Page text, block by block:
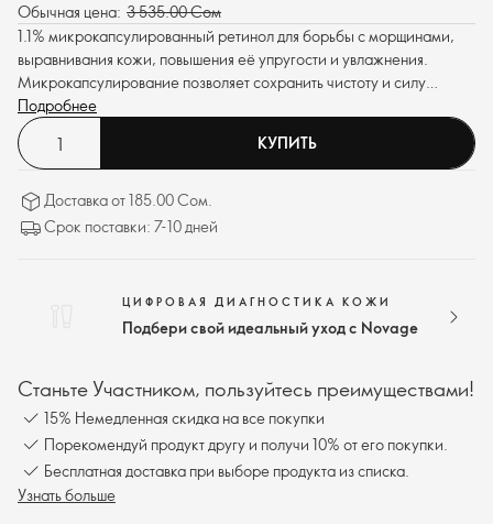
Обычная цена: 3 535.00 Сом
1.1% микрокапсулированный ретинол для борьбы с морщинами,
выравнивания кожи, повышения её упругости и увлажнения.
Микрокапсулирование позволяет сохранить чистоту и силу
ретинола для достижения оптимального результата, а также в этой
форме он лучше переносится кожей по сравнению с другими
форматами ретинола.
Подробнее
КУПИТЬ
Доставка от 185.00 Сом.
Срок поставки: 7-10 дней
ЦИФРОВАЯ ДИАГНОСТИКА КОЖИ
Подбери свой идеальный уход с Novage
Станьте Участником, пользуйтесь преимуществами!
15% Немедленная скидка на все покупки
Порекомендуй продукт другу и получи 10% от его покупки.
Бесплатная доставка при выборе продукта из списка.
Узнать больше